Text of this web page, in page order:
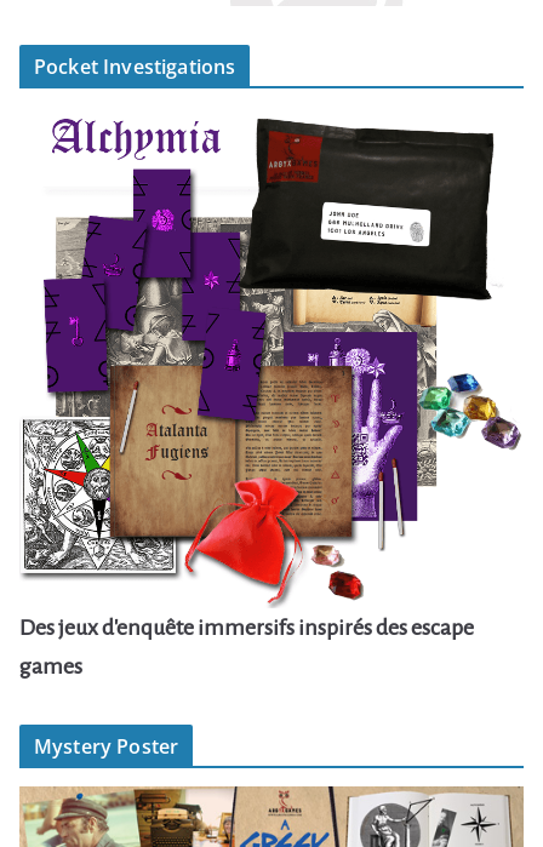
Pocket Investigations
Des jeux d'enquête immersifs inspirés des escape
games
Mystery Poster